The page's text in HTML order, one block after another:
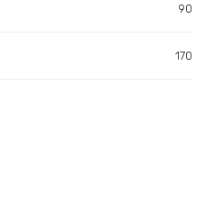
90
170